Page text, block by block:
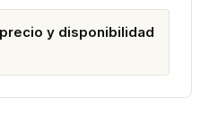
y disponibilidad